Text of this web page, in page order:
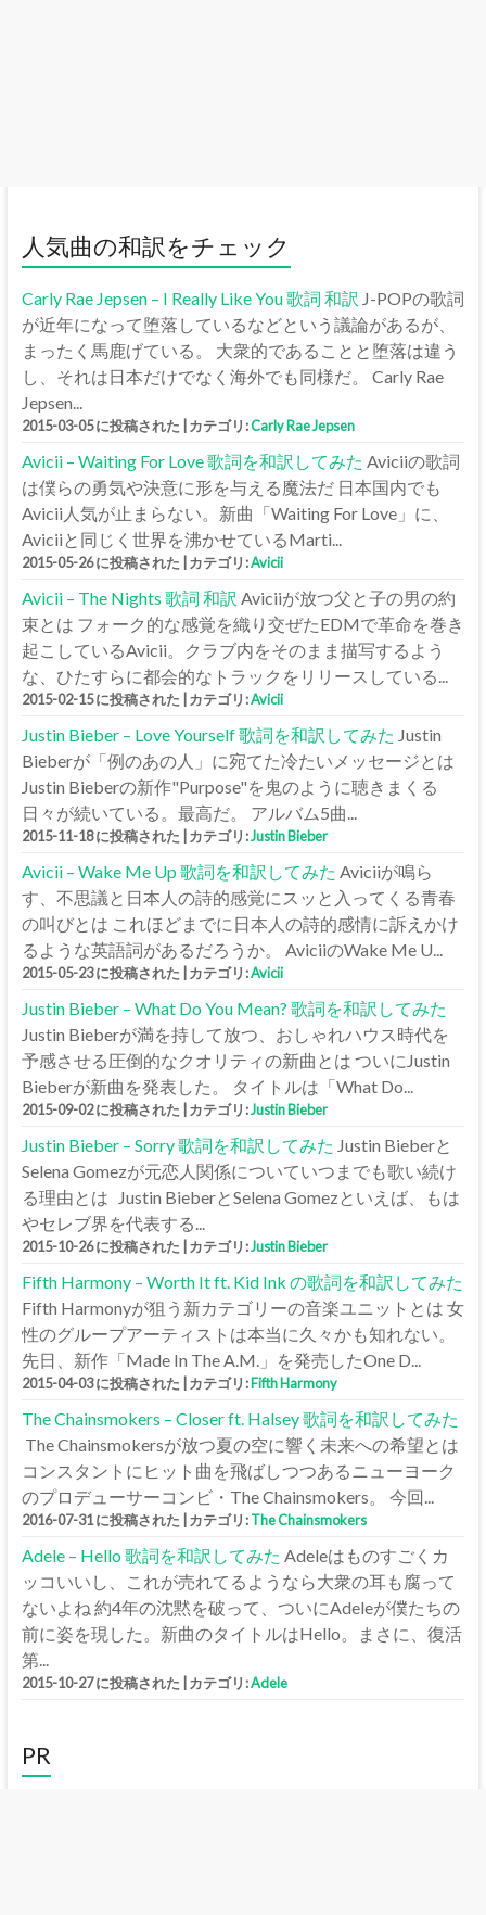
人気曲の和訳をチェック
Carly Rae Jepsen – I Really Like You 歌詞 和訳 J-POPの歌詞
が近年になって堕落しているなどという議論があるが、
まったく馬鹿げている。 大衆的であることと堕落は違う
し、それは日本だけでなく海外でも同様だ。 Carly Rae
Jepsen...
2015-03-05 に投稿された カテゴリ:Carly Rae Jepsen
Avicii – Waiting For Love 歌詞を和訳してみた Aviciiの歌詞
は僕らの勇気や決意に形を与える魔法だ 日本国内でも
Avicii人気が止まらない。新曲「Waiting For Love」に、
Aviciiと同じく世界を沸かせているMarti...
2015-05-26 に投稿された カテゴリ:Avicii
Avicii – The Nights 歌詞 和訳 Aviciiが放つ父と子の男の約
束とは フォーク的な感覚を織り交ぜたEDMで革命を巻き
起こしているAvicii。クラブ内をそのまま描写するよう
な、ひたすらに都会的なトラックをリリースしている...
2015-02-15 に投稿された カテゴリ:Avicii
Justin Bieber – Love Yourself 歌詞を和訳してみた Justin
Bieberが「例のあの人」に宛てた冷たいメッセージとは
Justin Bieberの新作"Purpose"を鬼のように聴きまくる
日々が続いている。最高だ。 アルバム5曲...
2015-11-18 に投稿された カテゴリ:Justin Bieber
Avicii – Wake Me Up 歌詞を和訳してみた Aviciiが鳴ら
す、不思議と日本人の詩的感覚にスッと入ってくる青春
の叫びとは これほどまでに日本人の詩的感情に訴えかけ
るような英語詞があるだろうか。 AviciiのWake Me U...
2015-05-23 に投稿された カテゴリ:Avicii
Justin Bieber – What Do You Mean? 歌詞を和訳してみた
Justin Bieberが満を持して放つ、おしゃれハウス時代を
予感させる圧倒的なクオリティの新曲とは ついにJustin
Bieberが新曲を発表した。 タイトルは「What Do...
2015-09-02 に投稿された カテゴリ:Justin Bieber
Justin Bieber – Sorry 歌詞を和訳してみた Justin Bieberと
Selena Gomezが元恋人関係についていつまでも歌い続け
る理由とは Justin BieberとSelena Gomezといえば、もは
やセレブ界を代表する...
2015-10-26 に投稿された カテゴリ:Justin Bieber
Fifth Harmony – Worth It ft. Kid Ink の歌詞を和訳してみた
Fifth Harmonyが狙う新カテゴリーの音楽ユニットとは 女
性のグループアーティストは本当に久々かも知れない。
先日、新作「Made In The A.M.」を発売したOne D...
2015-04-03 に投稿された カテゴリ:Fifth Harmony
The Chainsmokers – Closer ft. Halsey 歌詞を和訳してみた
The Chainsmokersが放つ夏の空に響く未来への希望とは
コンスタントにヒット曲を飛ばしつつあるニューヨーク
のプロデューサーコンビ・The Chainsmokers。 今回...
2016-07-31 に投稿された カテゴリ:The Chainsmokers
Adele – Hello 歌詞を和訳してみた Adeleはものすごくカ
ッコいいし、これが売れてるようなら大衆の耳も腐って
ないよね 約4年の沈黙を破って、ついにAdeleが僕たちの
前に姿を現した。新曲のタイトルはHello。まさに、復活
第...
2015-10-27 に投稿された カテゴリ:Adele
PR